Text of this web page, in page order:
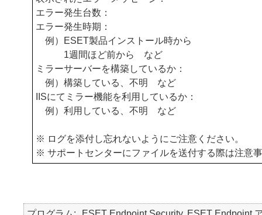
エラー発生台数：
エラー発生時期：
例）ESET製品インストール時から
1週間ほど前から など
ミラーサーバーを構築しているか：
例）構築している、不明 など
IISにてミラー機能を利用しているか：
例）利用している、不明 など
※ ログを添付し忘れないようにご注意ください。
※ サポートセンターにファイルを送付する際は注意